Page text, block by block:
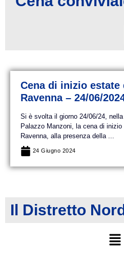
Cena di inizio estate
Ravenna – 24/06/
Si è svolta il giorno 24/06/24,
Palazzo Manzoni, la cena di
Ravenna, alla presenza della ...
24 Giugno 2024
Il Distretto